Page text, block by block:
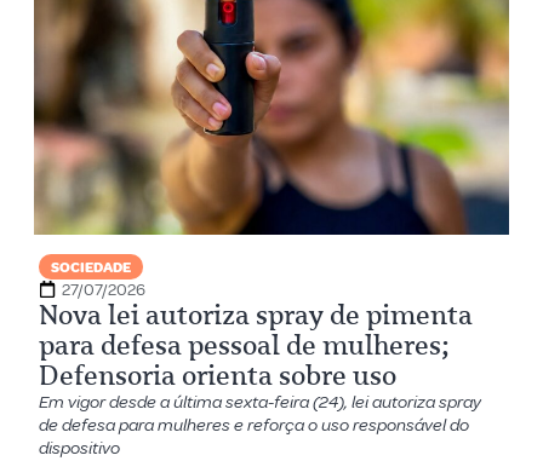
SOCIEDADE
27/07/2026
Nova lei autoriza spray de pimenta
para defesa pessoal de mulheres;
Defensoria orienta sobre uso
Em vigor desde a última sexta-feira (24), lei autoriza spray
de defesa para mulheres e reforça o uso responsável do
dispositivo